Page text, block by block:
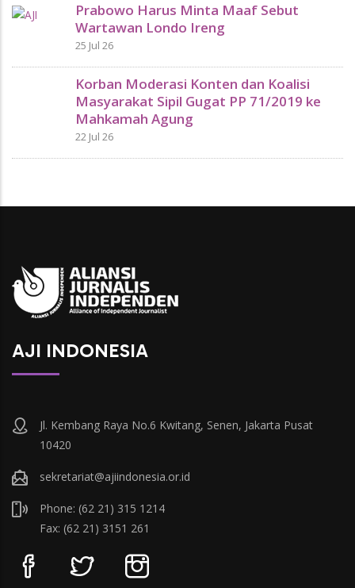
Prabowo Harus Minta Maaf Sebut
Wartawan Londo Ireng
25 Jul 26
Korban Moderasi Konten dan Koalisi
Masyarakat Sipil Gugat PP 71/2019 ke
Mahkamah Agung
22 Jul 26
AJI INDONESIA
Jl. Kembang Raya No.6 Kwitang, Senen, Jakarta Pusat
10420
sekretariat@ajiindonesia.or.id
Phone: (62 21) 315 1214
Fax: (62 21) 3151 261